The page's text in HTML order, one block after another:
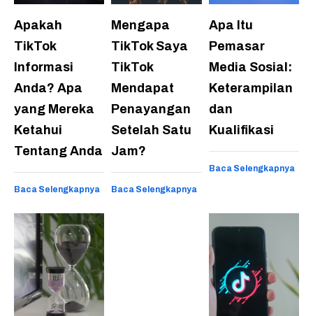
Apakah
TikTok
Informasi
Anda? Apa
yang Mereka
Ketahui
Tentang Anda
Baca Selengkapnya
Mengapa
TikTok Saya
TikTok
Mendapat
Penayangan
Setelah Satu
Jam?
Baca Selengkapnya
Apa Itu
Pemasar
Media Sosial:
Keterampilan
dan
Kualifikasi
Baca Selengkapnya